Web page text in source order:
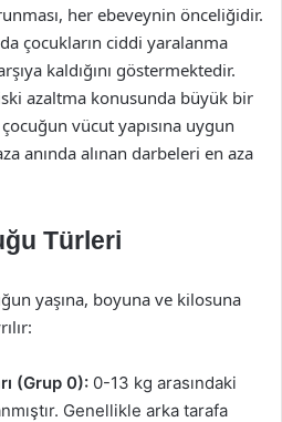
her ebeveynin önceliğidir.
çocukların ciddi yaralanma
kaldığını göstermektedir.
azaltma konusunda büyük bir
vücut yapısına uygun
anında alınan darbeleri en aza
Türleri
yaşına, boyuna ve kilosuna
(Grup 0): 0-13 kg arasındaki
Genellikle arka tarafa